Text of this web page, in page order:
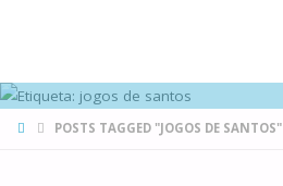
HOMEPOSTS TAGGED "JOGOS DE SANTOS"